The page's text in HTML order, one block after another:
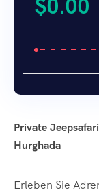
Private
Hurghada
Erleben Sie
$0.00